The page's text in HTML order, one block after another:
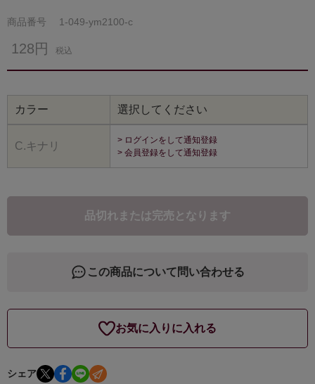
商品番号 1-049-ym2100-c
128円 税込
カラー 選択してください
C.キナリ
> ログインをして通知登録
> 会員登録をして通知登録
品切れまたは完売となります
この商品について問い合わせる
お気に入りに入れる
シェア